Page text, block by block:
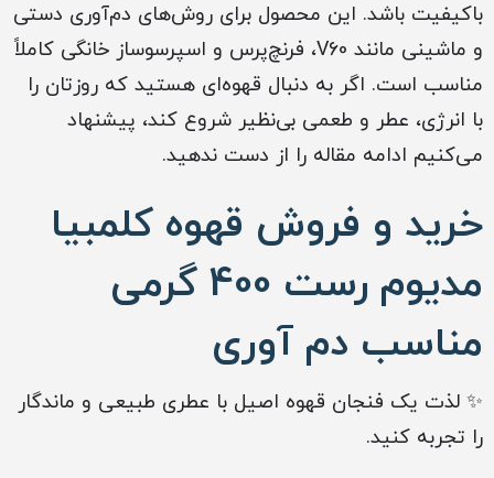
باکیفیت باشد. این محصول برای روش‌های دم‌آوری دستی
و ماشینی مانند V60، فرنچ‌پرس و اسپرسوساز خانگی کاملاً
مناسب است. اگر به دنبال قهوه‌ای هستید که روزتان را
با انرژی، عطر و طعمی بی‌نظیر شروع کند، پیشنهاد
می‌کنیم ادامه مقاله را از دست ندهید.
خرید و فروش قهوه کلمبیا
مدیوم رست 400 گرمی
مناسب دم آوری
✨ لذت یک فنجان قهوه اصیل با عطری طبیعی و ماندگار
را تجربه کنید.